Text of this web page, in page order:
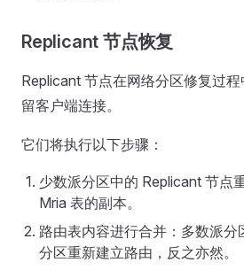
Replicant 节点恢复
Replicant 节点在网络分区修复过
留客户端连接。
它们将执行以下步骤：
少数派分区中的 Replicant 节点
Mria 表的副本。
路由表内容进行合并：多数派分
分区重新建立路由，反之亦然。